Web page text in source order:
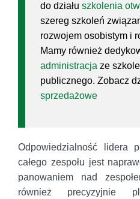
do działu szkolenia
szereg szkoleń
rozwojem osobistym i
Mamy również
administracja ze
publicznego. Zobacz
sprzedażowe
Odpowiedzialność lidera
całego zespołu jest
panowaniem nad
również precyzyjnie